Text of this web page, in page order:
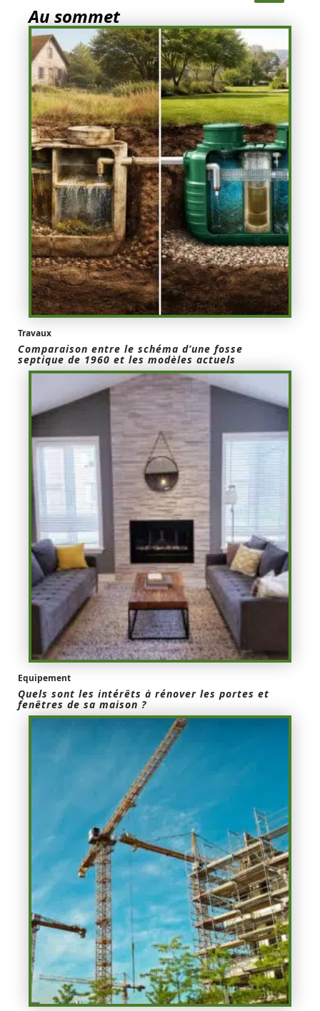
Au sommet
Travaux
Comparaison entre le schéma d’une fosse
septique de 1960 et les modèles actuels
Equipement
Quels sont les intérêts à rénover les portes et
fenêtres de sa maison ?